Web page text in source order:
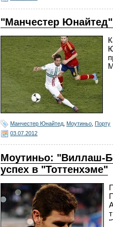
"Манчестер
Манчестер Юнайтед Моутиньо Порту
03.07.2012
Моутиньо: "Виллаш-
успех в "Тоттенхэме"